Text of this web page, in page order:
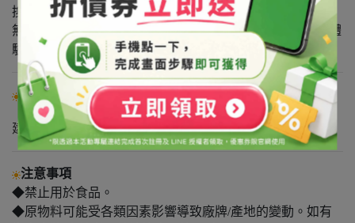
換算下來，您可以省下驚人的保養預算，
無論是拿來敷臉、擦身體、甚至護髮，都能享受奢華保養體
驗。
使用方式
建議用量：根據需求添加
注意事項
◆禁止用於食品。
◆原物料可能受各類因素影響導致廠牌/產地的變動。如有